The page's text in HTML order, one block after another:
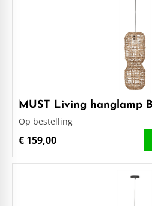
MUST Living hanglamp
Op bestelling
€ 159,00